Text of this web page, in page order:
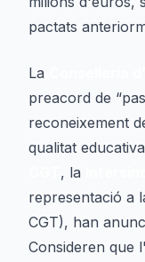
pactats
La
preacord de
reconeixement
qualitat
, la
representació a
CGT), han
Consideren que